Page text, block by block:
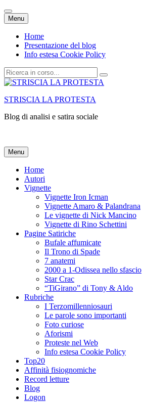
Menu Vai
al
contenuto
Home
Presentazione del blog
Info estesa Cookie Policy
Cerca:
STRISCIA LA PROTESTA
Blog di analisi e satira sociale
Menu Vai
al
contenuto
Home
Autori
Vignette
Vignette Iron Icman
Vignette Amaro & Palandrana
Le vignette di Nick Mancino
Vignette di Rino Schettini
Pagine Satiriche
Bufale affumicate
Il Trono di Spade
7 anatemi
2000 a 1-Odissea nello sfascio
Star Crac
“TiGirano” di Tony & Aldo
Rubriche
I Terzomillenniosauri
Le parole sono importanti
Foto curiose
Aforismi
Proteste nel Web
Info estesa Cookie Policy
Top20
Affinità fisiognomiche
Record letture
Blog
Logon